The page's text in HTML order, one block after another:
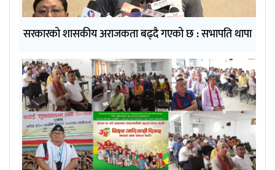
सरकारको शासकीय अराजकता बढ्दै गएको छ : सभापति थापा